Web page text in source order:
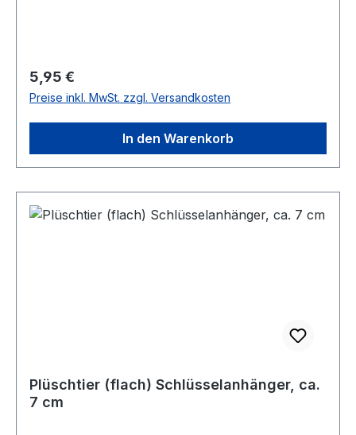
Regulärer Preis:
5,95 €
Preise inkl. MwSt. zzgl. Versandkosten
In den Warenkorb
Plüschtier (flach) Schlüsselanhänger, ca.
7 cm